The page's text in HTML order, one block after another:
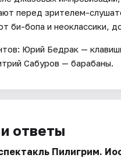
перед зрителем-
би-бопа и неоклаcсики,
Юрий Бедрак —
Сабуров — барабаны.
ответы
Пилигрим.